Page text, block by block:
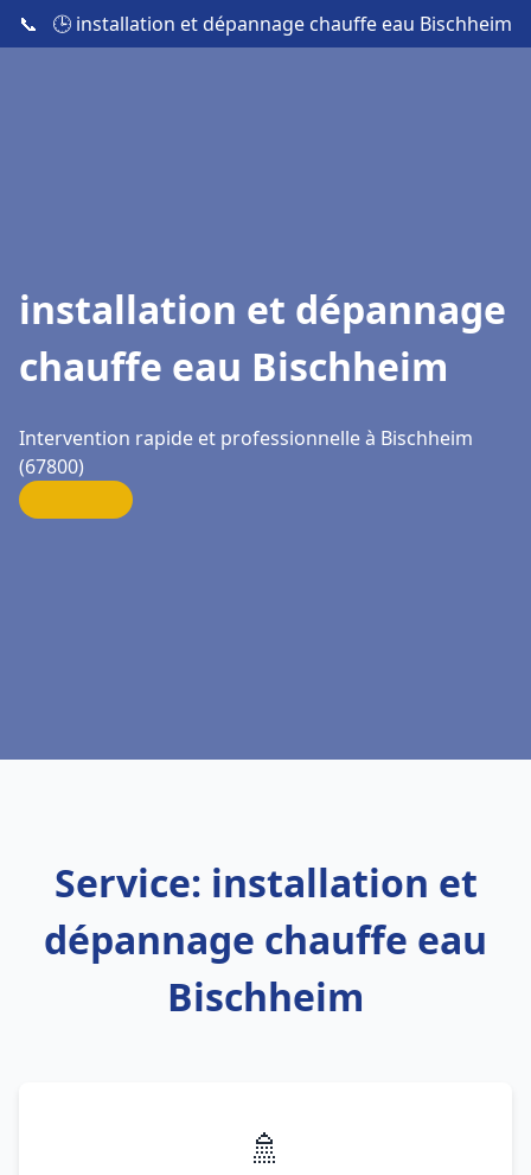
📞 🕒 installation et dépannage chauffe eau Bischheim
installation et dépannage
chauffe eau Bischheim
Intervention rapide et professionnelle à Bischheim
(67800)
Service: installation et
dépannage chauffe eau
Bischheim
🚿